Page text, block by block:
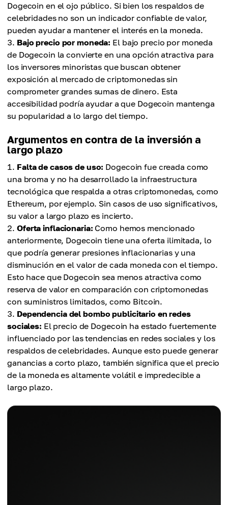
Dogecoin en el ojo público. Si bien los respaldos de
celebridades no son un indicador confiable de valor,
pueden ayudar a mantener el interés en la moneda.
Bajo precio por moneda: El bajo precio por moneda
de Dogecoin la convierte en una opción atractiva para
los inversores minoristas que buscan obtener
exposición al mercado de criptomonedas sin
comprometer grandes sumas de dinero. Esta
accesibilidad podría ayudar a que Dogecoin mantenga
su popularidad a lo largo del tiempo.
Argumentos en contra de la inversión a
largo plazo
Falta de casos de uso: Dogecoin fue creada como
una broma y no ha desarrollado la infraestructura
tecnológica que respalda a otras criptomonedas, como
Ethereum, por ejemplo. Sin casos de uso significativos,
su valor a largo plazo es incierto.
Oferta inflacionaria: Como hemos mencionado
anteriormente, Dogecoin tiene una oferta ilimitada, lo
que podría generar presiones inflacionarias y una
disminución en el valor de cada moneda con el tiempo.
Esto hace que Dogecoin sea menos atractiva como
reserva de valor en comparación con criptomonedas
con suministros limitados, como Bitcoin.
Dependencia del bombo publicitario en redes
sociales: El precio de Dogecoin ha estado fuertemente
influenciado por las tendencias en redes sociales y los
respaldos de celebridades. Aunque esto puede generar
ganancias a corto plazo, también significa que el precio
de la moneda es altamente volátil e impredecible a
largo plazo.